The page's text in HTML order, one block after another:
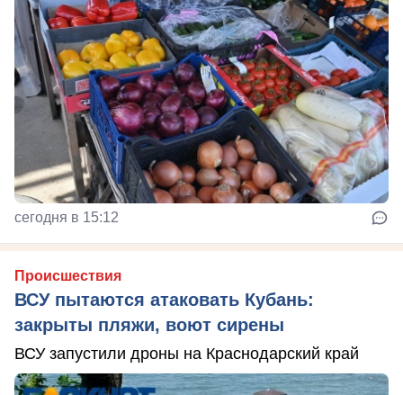
сегодня в 15:12
Происшествия
ВСУ пытаются атаковать Кубань:
закрыты пляжи, воют сирены
ВСУ запустили дроны на Краснодарский край